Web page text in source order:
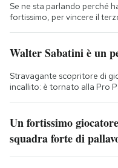
Se ne sta parlando perché
fortissimo, per vincere il
Walter Sabatini è un
Stravagante scopritore di
incallito: è tornato alla Pro
Un fortissimo
squadra forte di